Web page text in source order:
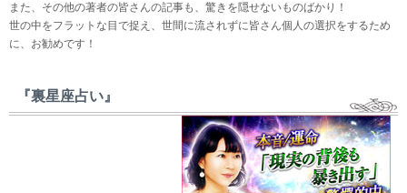
また、その他の著者の皆さんの記事も、驚きを隠せないものばかり！
世の中をフラットな目で捉え、世間に流されずに皆さん個人の選択をするため
に、お勧めです！
『裏星座占い』